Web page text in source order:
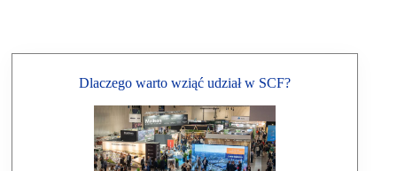
Dlaczego warto wziąć udział w SCF?